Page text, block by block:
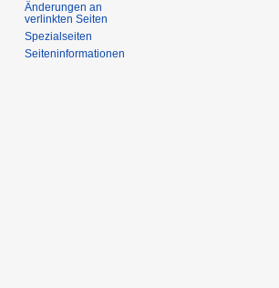
Änderungen an
verlinkten Seiten
Spezialseiten
Seiten­­informationen